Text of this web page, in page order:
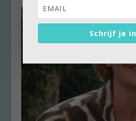
Schrijf je in